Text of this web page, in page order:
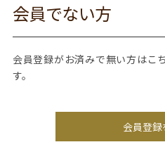
会員でない方
会員登録がお済みで無い方はこ
す。
会員登録